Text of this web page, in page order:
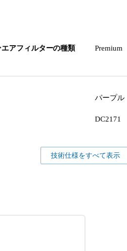
エアフィルターの種類 Premium
パープル
DC2171
技術仕様をすべて表示